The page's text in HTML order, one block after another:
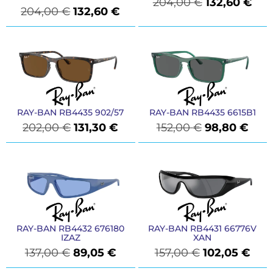
204,00€ 132,60€
RAY-BAN RB4435 902/57
202,00€ 131,30€
RAY-BAN RB4435 6615B1
152,00€ 98,80 €
RAY-BAN RB4432 676180
IZAZ
137,00€ 89,05 €
RAY-BAN RB4431 66776V
XAN
157,00€ 102,05 €